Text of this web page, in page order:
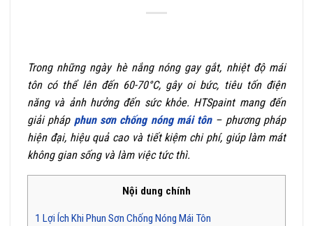
Trong những ngày hè nắng nóng gay gắt, nhiệt độ mái
tôn có thể lên đến 60-70°C, gây oi bức, tiêu tốn điện
năng và ảnh hưởng đến sức khỏe. HTSpaint mang đến
giải pháp phun sơn chống nóng mái tôn– phương pháp
hiện đại, hiệu quả cao và tiết kiệm chi phí, giúp làm mát
không gian sống và làm việc tức thì.
Nội dung chính
1 Lợi Ích Khi Phun Sơn Chống Nóng Mái Tôn